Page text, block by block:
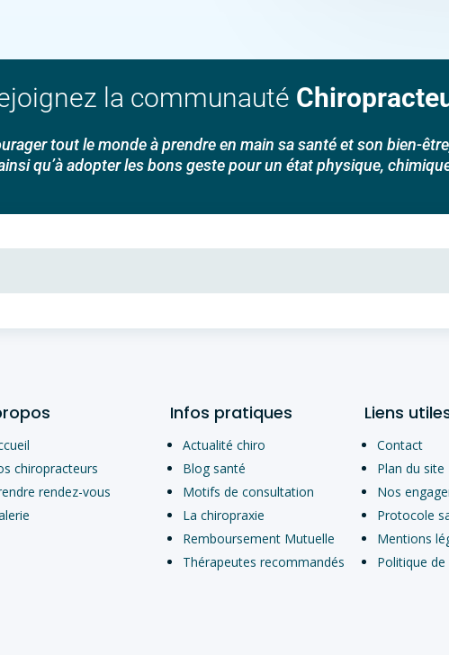
la communauté
tout le monde à prendre en main sa santé et son bien-
qu’à adopter les bons geste pour un état physique,
chiropracteurs
rendez-vous
Infos pratiques
Actualité chiro
Blog santé
Motifs de consultation
La chiropraxie
Remboursement Mutuelle
Thérapeutes recommandés
Liens
Contact
Plan du site
Nos
Protocole
Mentions
Politique